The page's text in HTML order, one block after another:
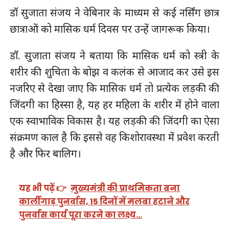
डॉ सुजाता संजय ने वेबिनार के माध्यम से कई नर्सिंग छात्र
छात्राओं को मासिक धर्म दिवस पर उन्हें जागरूक किया।
डाॅ. सुजाता संजय ने बताया कि मासिक धर्म को स्त्री के
शरीर की शुचिता के बोझ व कलंक से आजाद कर उसे इस
नजरिए से देखा जाए कि मासिक धर्म तो प्रत्येक लड़की की
जिंदगी का हिस्सा है, यह हर महिला के शरीर में होने वाला
एक स्वाभाविक विकास है। यह लड़की की जिंदगी का ऐसा
संक्रमण काल है कि इससे वह किशोरावस्था में प्रवेश करती
है और फिर बालिग।
यह भी पढ़ें 👉 मुख्यमंत्री की प्राथमिकता बना
कार्लीगाड़ पुनर्वास, 15 दिनों में मलबा हटाने और
पुनर्वास कार्य पूरा करने का लक्ष्य…